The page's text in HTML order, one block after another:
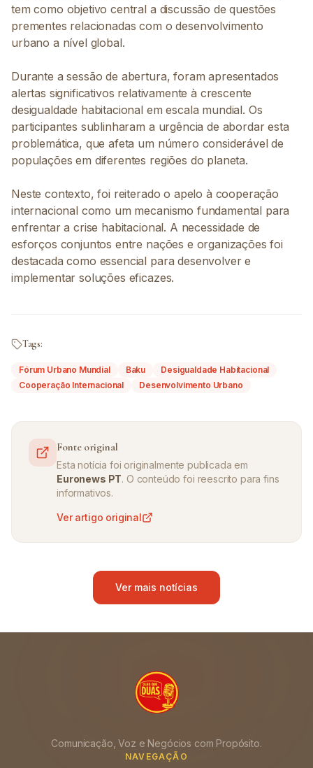
tem como objetivo central a discussão de questões
prementes relacionadas com o desenvolvimento
urbano a nível global.
Durante a sessão de abertura, foram apresentados
alertas significativos relativamente à crescente
desigualdade habitacional em escala mundial. Os
participantes sublinharam a urgência de abordar esta
problemática, que afeta um número considerável de
populações em diferentes regiões do planeta.
Neste contexto, foi reiterado o apelo à cooperação
internacional como um mecanismo fundamental para
enfrentar a crise habitacional. A necessidade de
esforços conjuntos entre nações e organizações foi
destacada como essencial para desenvolver e
implementar soluções eficazes.
Tags:
Fórum Urbano Mundial Baku
Desigualdade Habitacional
Cooperação Internacional
Desenvolvimento Urbano
Fonte original
Esta notícia foi originalmente publicada em
Euronews PT. O conteúdo foi reescrito para fins
informativos.
Ver artigo original
Ver mais notícias
Comunicação, Voz e Negócios com Propósito.
NAVEGAÇÃO